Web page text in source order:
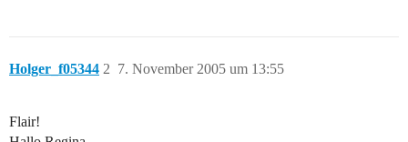
Holger_f05344 7. November 2005 um 13:55
2
Flair!